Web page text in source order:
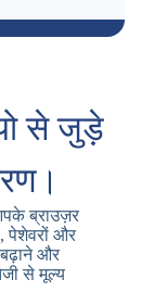
से जुड़े
ब्राउज़र
पेशेवरों और
और
से मूल्य